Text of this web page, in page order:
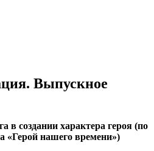
Выпускное
в создании характера героя (по
нашего времени»)